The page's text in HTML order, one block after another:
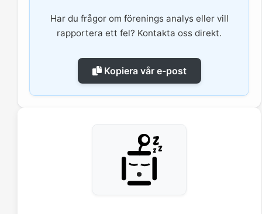
Har du frågor om förenings analys eller vill
rapportera ett fel? Kontakta oss direkt.
Kopiera vår e-post